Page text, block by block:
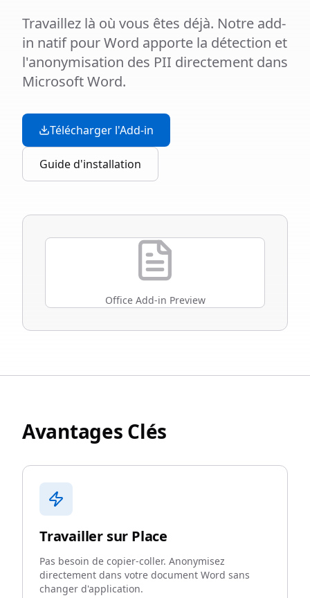
Travaillez là où vous êtes déjà. Notre add-
in natif pour Word apporte la détection et
l'anonymisation des PII directement dans
Microsoft Word.
Télécharger l'Add-in
Guide d'installation
Office Add-in Preview
Avantages Clés
Travailler sur Place
Pas besoin de copier-coller. Anonymisez
directement dans votre document Word sans
changer d'application.